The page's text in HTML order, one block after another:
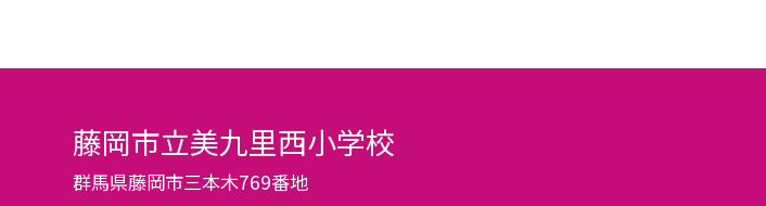
藤岡市立美九里西小学校
群馬県藤岡市三本木769番地